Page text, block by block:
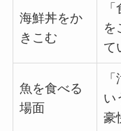
海鮮丼をか
きこむ
を
て
魚を食べる
場面
い
豪